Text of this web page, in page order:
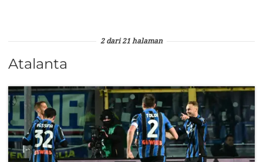
2 dari 21 halaman
Atalanta